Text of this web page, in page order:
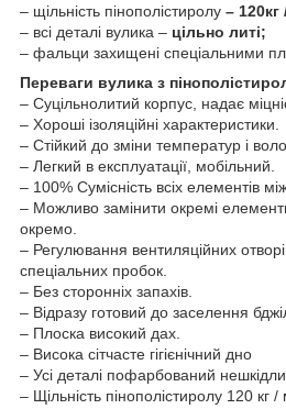
– щільність пінополістиролу – 120кг
– всі деталі вулика – цільно литі;
– фальци захищені спеціальними
Переваги вулика з
– Суцільнолитий корпус, надає
– Хороші ізоляційні характеристики.
– Стійкий до зміни температур і
– Легкий в експлуатації, мобільний.
– 100% Сумісність всіх елементів
– Можливо замінити окремі
окремо.
– Регулювання вентиляційних
спеціальних пробок.
– Без сторонніх запахів.
– Відразу готовий до заселення
– Плоска високий дах.
– Висока сітчасте гігієнічний дно
– Усі деталі пофарбований
– Щільність пінополістиролу 120 кг /